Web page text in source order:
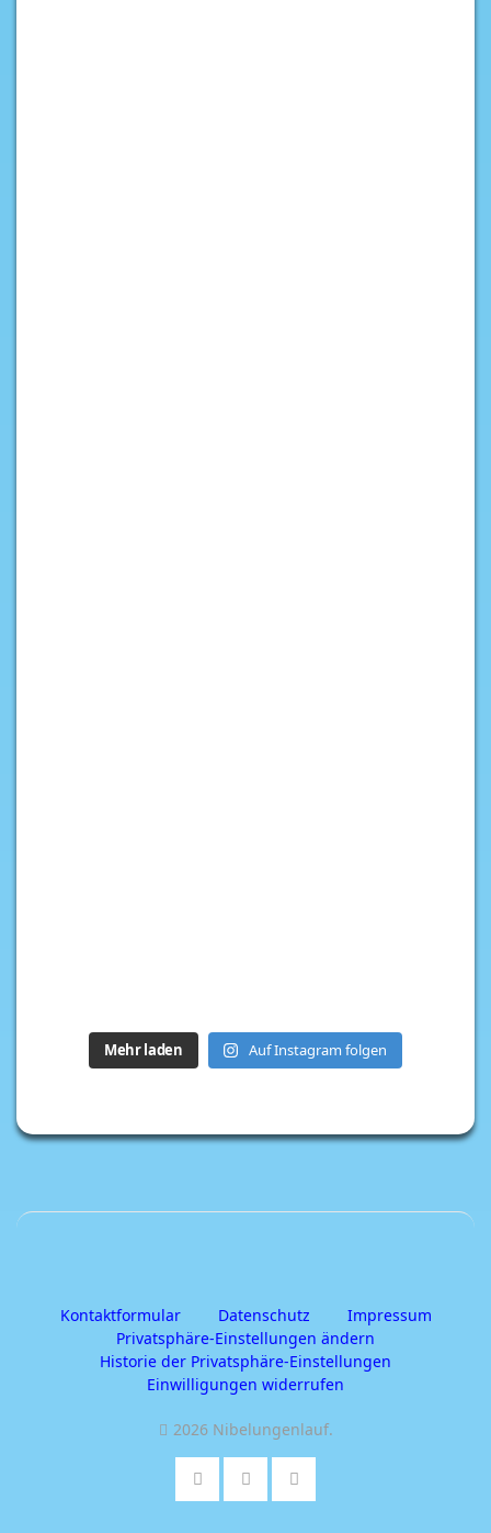
Mehr laden Auf Instagram folgen
Kontaktformular Datenschutz
Impressum
Privatsphäre-Einstellungen ändern
Historie der Privatsphäre-Einstellungen
Einwilligungen widerrufen
2026 Nibelungenlauf.